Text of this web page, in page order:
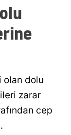
Antalya
Artvin
olan dolu
zarar
cep